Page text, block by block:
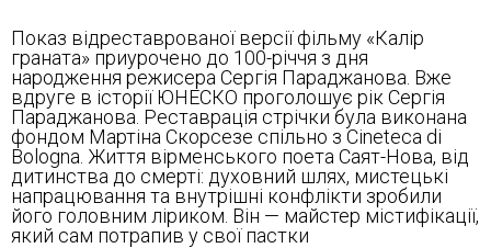
Показ відреставрованої версії фільму «Калір
граната» приурочено до 100-річчя з дня
народження режисера Сергія Параджанова. Вже
вдруге в історії ЮНЕСКО проголошує рік Сергія
Параджанова. Реставрація стрічки була виконана
фондом Мартіна Скорсезе спільно з Cineteca di
Bologna. Життя вірменського поета Саят-Нова, від
дитинства до смерті: духовний шлях, мистецькі
напрацювання та внутрішні конфлікти зробили
його головним ліриком. Він — майстер містифікації,
який сам потрапив у свої пастки